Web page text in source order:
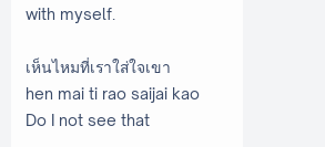
with myself.
เห็นไหมที่เราใส่ใจเขา
hen mai ti rao saijai kao
Do I not see that